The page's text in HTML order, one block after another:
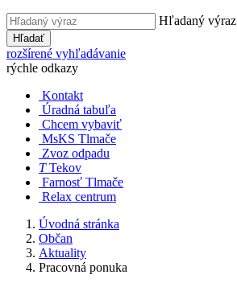
Hľadaný výraz
Hľadať
rozšírené vyhľadávanie
rýchle odkazy
Kontakt
Úradná tabuľa
Chcem vybaviť
MsKS Tlmače
Zvoz odpadu
T Tekov
Farnosť Tlmače
Relax centrum
Úvodná stránka
Občan
Aktuality
Pracovná ponuka